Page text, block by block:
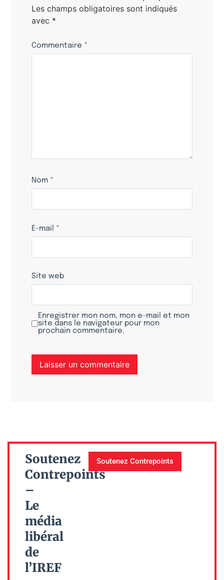
Les champs obligatoires sont indiqués
avec *
Commentaire *
Nom *
E-mail *
Site web
Enregistrer mon nom, mon e-mail et mon
site dans le navigateur pour mon
prochain commentaire.
Soutenez
Contrepoints
–
Le
média
libéral
de
l’IREF
Soutenez Contrepoints